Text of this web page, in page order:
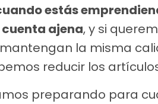
estás
ajena, y si
la misma
reducir los
preparando para